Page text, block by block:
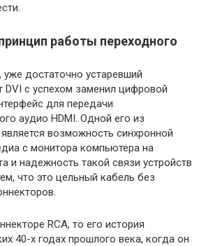
работы переходного
уже достаточно устаревший
DVI с успехом заменил цифровой
для передачи
аудио HDMI. Одной его из
возможность синхронной
с монитора компьютера на
и надежность такой связи устройств
что это цельный кабель без
RCA, то его история
40-х годах прошлого века, когда он